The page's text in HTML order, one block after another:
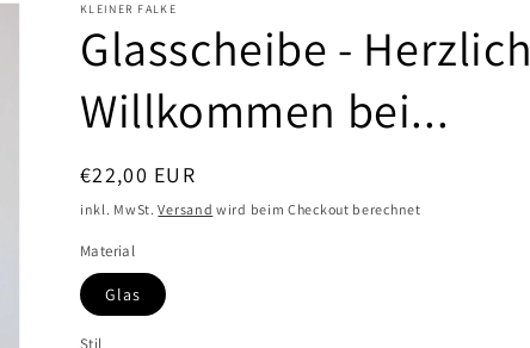
KLEINER FALKE
Glasscheibe - Herzlich
Willkommen bei...
Normaler
Preis
€22,00 EUR
inkl. MwSt.Versand wird beim Checkout berechnet
Material
Glas
Stil